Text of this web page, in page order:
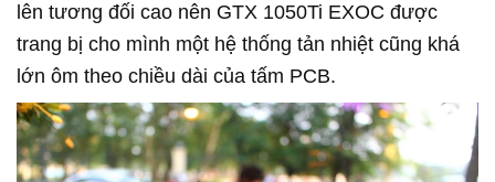
lên tương đối cao nên GTX 1050Ti EXOC được
trang bị cho mình một hệ thống tản nhiệt cũng khá
lớn ôm theo chiều dài của tấm PCB.